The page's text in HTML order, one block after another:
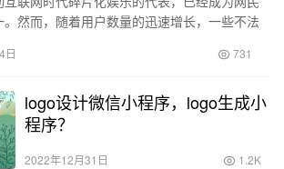
然而，随着用户数量的迅速增长，一些不法
日 731
logo设计微信小程序，logo生成小
程序？
2022年12月31日 1.2K